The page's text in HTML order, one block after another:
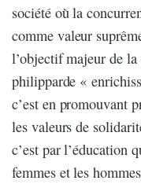
société où la
comme valeur
l’objectif majeur de
philipparde «
c’est en promouvant
les valeurs de
c’est par l’éducation
femmes et les